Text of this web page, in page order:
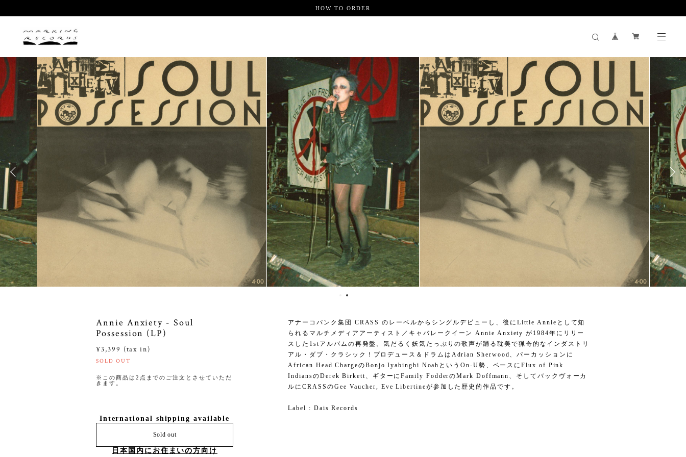
HOW TO ORDER
Annie Anxiety - Soul
Possession (LP)
¥3,399 (tax in)
SOLD OUT
※この商品は2点までのご注文とさせていただ
きます。
International shipping available
Sold out
日本国内にお住まいの方向け
アナーコパンク集団 CRASS のレーベルからシングルデビューし、後にLittle Annieとして知
られるマルチメディアアーティスト／キャバレークイーン Annie Anxiety が1984年にリリー
スした1stアルバムの再発盤。気だるく妖気たっぷりの歌声が踊る耽美で猟奇的なインダストリ
アル・ダブ・クラシック！プロデュース＆ドラムはAdrian Sherwood、パーカッションに
African Head ChargeのBonjo Iyabinghi NoahというOn-U勢、ベースにFlux of Pink
IndiansのDerek Birkett、ギターにFamily FodderのMark Doffmann、そしてバックヴォーカ
ルにCRASSのGee Vaucher, Eve Libertineが参加した歴史的作品です。
Label : Dais Records